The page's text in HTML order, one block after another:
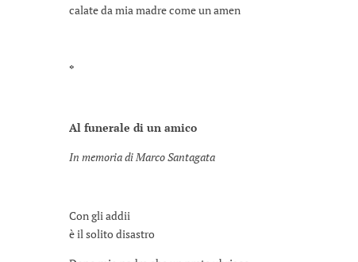
calate da mia madre come un amen
*
Al funerale di un amico
In memoria di Marco Santagata
Con gli addii
è il solito disastro